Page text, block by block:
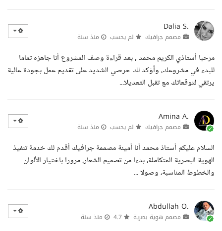
Dalia S.
مصمم جرافيك لم يحسب منذ سنة
مرحبا أستاذي الكريم محمد , بعد قراءة وصف المشروع أنا جاهزه تماما
للبدء في مشروعك، وأؤكد لك حرصي الشديد على تقديم عمل بجودة عالية
يرتقي لتوقعاتك مع تقبل التعديلا...
Amina A.
مصمم جرافيك لم يحسب منذ سنة
السلام عليكم أستاذ محمد أنا أمينة مصممة جرافيك أقدم لك خدمة تنفيذ
الهوية البصرية المتكاملة، بدءا من تصميم الشعار، مرورا باختيار الألوان
والخطوط المناسبة، وصولا ...
Abdullah O.
مصمم هوية بصرية منذ سنة